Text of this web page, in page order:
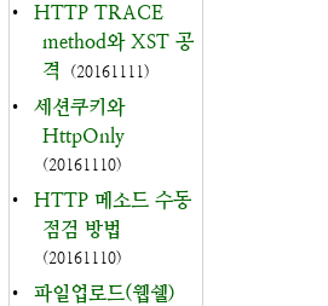
•
HTTP TRACE
method와 XST 공
격
(20161111)
•
세션쿠키와
HttpOnly
(20161110)
•
HTTP 메소드 수동
점검 방법
(20161110)
•
파일업로드(웹쉘)